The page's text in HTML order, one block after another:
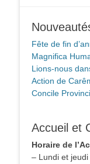
Fête de fin
Magnifica
Lions-nous
Action de
Concile
Accueil et
Horaire de
– Lundi et jeudi